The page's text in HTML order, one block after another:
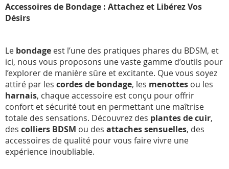
Accessoires de Bondage : Attachez et Libérez Vos
Désirs
Le bondage est l’une des pratiques phares du BDSM, et
ici, nous vous proposons une vaste gamme d’outils pour
l’explorer de manière sûre et excitante. Que vous soyez
attiré par les cordes de bondage, les menottes ou les
harnais, chaque accessoire est conçu pour offrir
confort et sécurité tout en permettant une maîtrise
totale des sensations. Découvrez des plantes de cuir,
des colliers BDSM ou des attaches sensuelles, des
accessoires de qualité pour vous faire vivre une
expérience inoubliable.